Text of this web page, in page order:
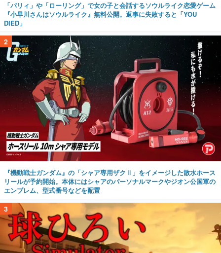
「パリィ」や「ローリング」で女の子と会話するソウルライク恋愛ゲーム
『小早川さんはソウルライク』無料公開。返事に失敗すると「YOU
DIED」
2
『機動戦士ガンダム』の「シャア専用ザクⅡ」をイメージした散水ホース
リールが予約開始。本体にはシャアのパーソナルマークやジオン公国軍の
エンブレム、型式番号などを配置
3